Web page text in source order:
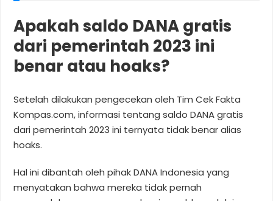
Apakah saldo DANA gratis
dari pemerintah 2023 ini
benar atau hoaks?
Setelah dilakukan pengecekan oleh Tim Cek Fakta
Kompas.com, informasi tentang saldo DANA gratis
dari pemerintah 2023 ini ternyata tidak benar alias
hoaks.
Hal ini dibantah oleh pihak DANA Indonesia yang
menyatakan bahwa mereka tidak pernah